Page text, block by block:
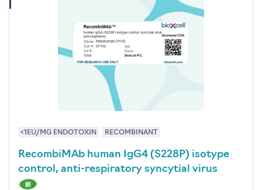
<1EU/MG ENDOTOXIN RECOMBINANT
RecombiMAb human IgG4 (S228P) isotype
control, anti-respiratory syncytial virus